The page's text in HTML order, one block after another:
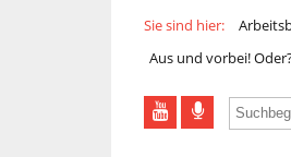
Sie sind hier:
Aus und vorbei!